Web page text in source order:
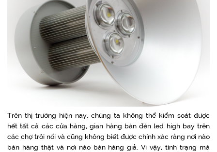
Trên thị trường hiện nay, chúng ta không thể kiểm soát được
hết tất cả các cửa hàng, gian hàng bán đèn led high bay trên
các chợ trôi nổi và cũng không biết được chính xác rằng nơi nào
bán hàng thật và nơi nào bán hàng giả. Vì vậy, tình trạng mà